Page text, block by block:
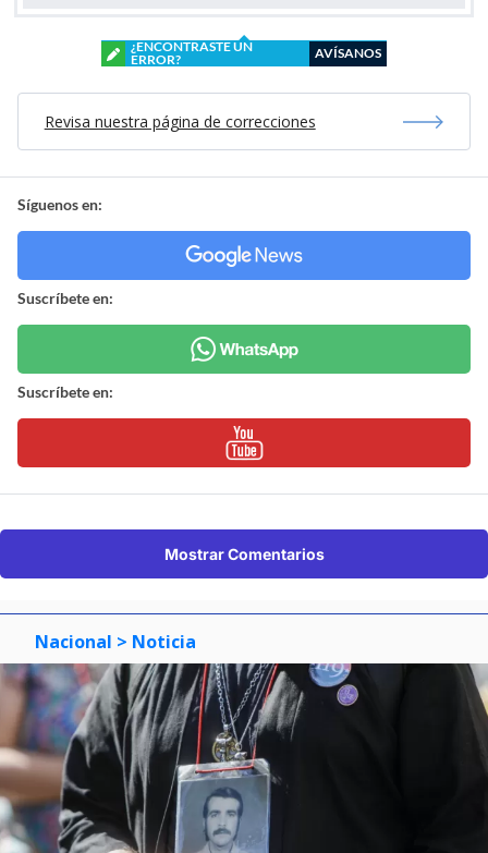
¿ENCONTRASTE UN
ERROR?
AVÍSANOS
Revisa nuestra página de correcciones
Síguenos en:
Suscríbete en:
Suscríbete en:
Mostrar Comentarios
Nacional > Noticia